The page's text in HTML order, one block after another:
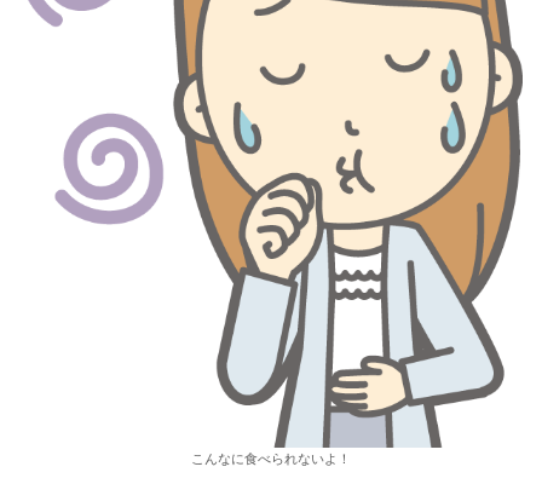
こんなに食べられないよ！